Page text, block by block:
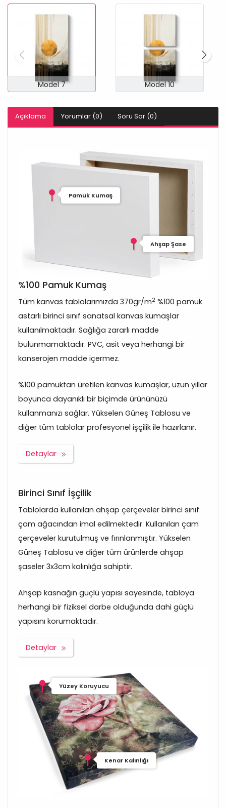
Model 7 Model 10
Açıklama Yorumlar (0) Soru Sor (0)
Pamuk Kumaş
Ahşap Şase
%100 Pamuk Kumaş
Tüm kanvas tablolarımızda 370gr/m2 %100 pamuk
astarlı birinci sınıf sanatsal kanvas kumaşlar
kullanılmaktadır. Sağlığa zararlı madde
bulunmamaktadır. PVC, asit veya herhangi bir
kanserojen madde içermez.
%100 pamuktan üretilen kanvas kumaşlar, uzun yıllar
boyunca dayanıklı bir biçimde ürününüzü
kullanmanızı sağlar. Yükselen Güneş Tablosu ve
diğer tüm tablolar profesyonel işçilik ile hazırlanır.
Detaylar
Birinci Sınıf İşçilik
Tablolarda kullanılan ahşap çerçeveler birinci sınıf
çam ağacından imal edilmektedir. Kullanılan çam
çerçeveler kurutulmuş ve fırınlanmıştır. Yükselen
Güneş Tablosu ve diğer tüm ürünlerde ahşap
şaseler 3x3cm kalınlığa sahiptir.
Ahşap kasnağın güçlü yapısı sayesinde, tabloya
herhangi bir fiziksel darbe olduğunda dahi güçlü
yapısını korumaktadır.
Detaylar
Yüzey Koruyucu
Kenar Kalınlığı